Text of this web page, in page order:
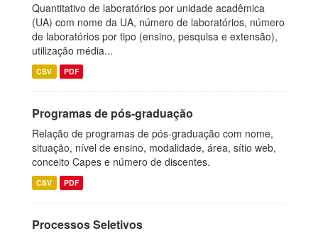
Quantitativo de laboratórios por unidade acadêmica
(UA) com nome da UA, número de laboratórios, número
de laboratórios por tipo (ensino, pesquisa e extensão),
utilização média...
CSV PDF
Programas de pós-graduação
Relação de programas de pós-graduação com nome,
situação, nível de ensino, modalidade, área, sítio web,
conceito Capes e número de discentes.
CSV PDF
Processos Seletivos